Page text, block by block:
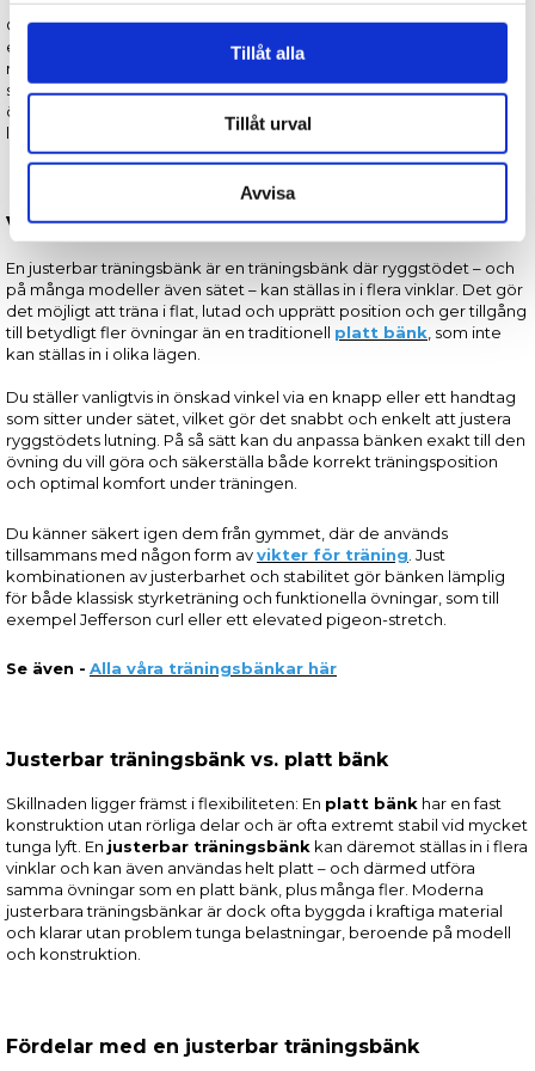
för sociala medier och analysera vår trafik. Vi
vidarebefordrar även sådana identifierare och annan
information från din enhet till de sociala medier och
Dessa kan i sin tur kombinera informationen med annan
information som du har tillhandahållit eller som de har
samlat in när du har använt deras tjänster.
Tillåt alla
Tillåt urval
Avvisa
Oavsett om du tränar med hantlar, skivstång, kettlebells eller
enbart med kroppsvikt är en justerbar träningsbänk ett praktiskt
redskap för hemmaträning som ger dig många möjligheter – från
styrka till rörlighet. Du kan till exempel göra sittande övningar för
överkroppen, stödja fotryggen vid bulgariska split squats eller göra
liggande övningar som bålträning och bänkpress.
Vad är en justerbar träningsbänk?
En justerbar träningsbänk är en träningsbänk där ryggstödet – och
på många modeller även sätet – kan ställas in i flera vinklar. Det gör
det möjligt att träna i flat, lutad och upprätt position och ger tillgång
till betydligt fler övningar än en traditionell platt bänk , som inte
kan ställas in i olika lägen.
Du ställer vanligtvis in önskad vinkel via en knapp eller ett handtag
som sitter under sätet, vilket gör det snabbt och enkelt att justera
ryggstödets lutning. På så sätt kan du anpassa bänken exakt till den
övning du vill göra och säkerställa både korrekt träningsposition
och optimal komfort under träningen.
Du känner säkert igen dem från gymmet, där de används
tillsammans med någon form avvikter för träning . Just
kombinationen av justerbarhet och stabilitet gör bänken lämplig
för både klassisk styrketräning och funktionella övningar, som till
exempel Jefferson curl eller ett elevated pigeon-stretch.
Se även - Alla våra träningsbänkar här
Justerbar träningsbänk vs. platt bänk
Skillnaden ligger främst i flexibiliteten: En platt bänk har en fast
konstruktion utan rörliga delar och är ofta extremt stabil vid mycket
tunga lyft. En justerbar träningsbänk kan däremot ställas in i flera
vinklar och kan även användas helt platt – och därmed utföra
samma övningar som en platt bänk, plus många fler. Moderna
justerbara träningsbänkar är dock ofta byggda i kraftiga material
och klarar utan problem tunga belastningar, beroende på modell
och konstruktion.
Fördelar med en justerbar träningsbänk